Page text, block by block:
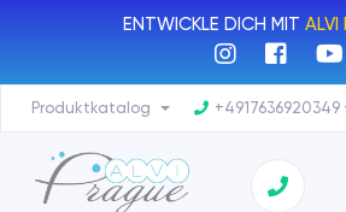
ENTWICKLE DICH MIT ALVI
Produktkatalog